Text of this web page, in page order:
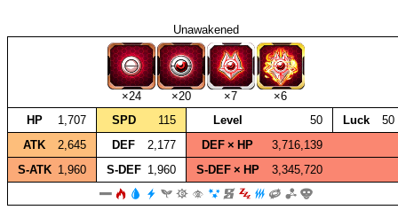
Unawakened
×24 ×20 ×7
×6
HP
1,707 SPD 115 Level 50 Luck
50
ATK
2,645 DEF 2,177 DEF × HP
3,716,139
S‑ATK 1,960 S‑DEF 1,960 S‑DEF × HP 3,345,720